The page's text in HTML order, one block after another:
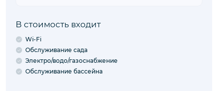
В стоимость входит
Wi-Fi
Обслуживание сада
Электро/водо/газоснабжение
Обслуживание бассейна